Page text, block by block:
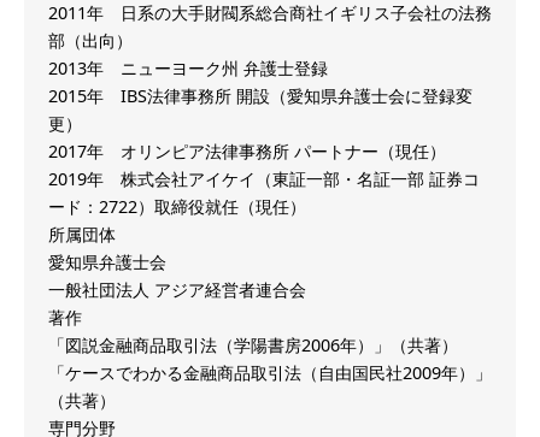
2011年 日系の大手財閥系総合商社イギリス子会社の法務
部（出向）
2013年 ニューヨーク州 弁護士登録
2015年 IBS法律事務所 開設（愛知県弁護士会に登録変
更）
2017年 オリンピア法律事務所 パートナー（現任）
2019年 株式会社アイケイ（東証一部・名証一部 証券コ
ード：2722）取締役就任（現任）
所属団体
愛知県弁護士会
一般社団法人 アジア経営者連合会
著作
「図説金融商品取引法（学陽書房2006年）」（共著）
「ケースでわかる金融商品取引法（自由国民社2009年）」
（共著）
専門分野